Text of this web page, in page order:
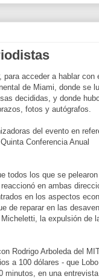
acceder a hablar con
de Miami, donde se
decididas, y donde
fotos y autógrafos.
del evento en
Conferencia Anual
todos los que se
en ambas
en los aspectos
de reparar en las
la expulsión de
Rodrigo Arboleda del
a 100 dólares - que
minutos, en una